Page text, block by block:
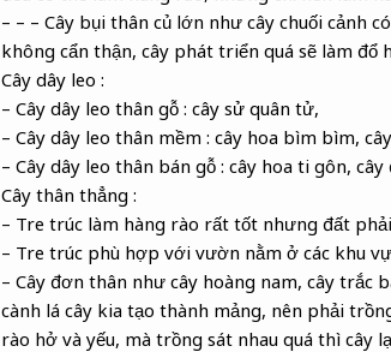
– – – Cây bụi thân củ lớn như cây chuối cảnh
không cẩn thận, cây phát triển quá sẽ làm đổ
Cây dây leo :
– Cây dây leo thân gỗ : cây sử quân tử,
– Cây dây leo thân mềm : cây hoa bìm bìm,
– Cây dây leo thân bán gỗ : cây hoa ti gôn,
Cây thân thẳng :
– Tre trúc làm hàng rào rất tốt nhưng đất
– Tre trúc phù hợp với vườn nằm ở các khu
– Cây đơn thân như cây hoàng nam, cây trắc
cành lá cây kia tạo thành mảng, nên phải
rào hở và yếu, mà trồng sát nhau quá thì cây